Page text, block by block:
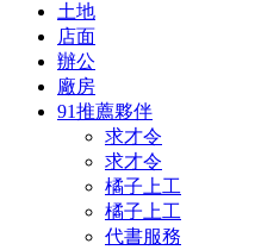
土地
店面
辦公
廠房
91推薦夥伴
求才令
求才令
橘子上工
橘子上工
代書服務